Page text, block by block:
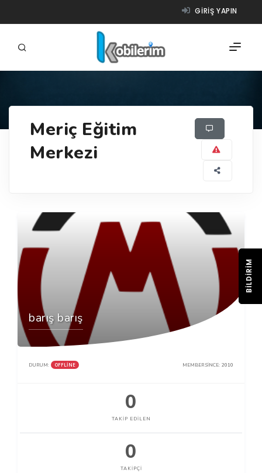
GIRIŞ YAPIN
ÜRÜNLER
Meriç Eğitim
Merkezi
barış barış
DURUM: OFFLINE MEMBER SINCE: 2010
0
TAKIP EDILEN
0
TAKIPÇI
BILDIRIM